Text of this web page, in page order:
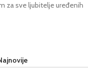
za sve ljubitelje uređenih